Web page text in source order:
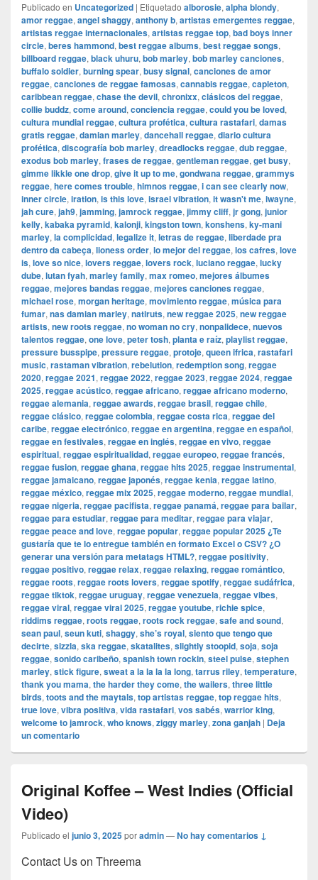
Publicado en Uncategorized | Etiquetado alborosie, alpha blondy,
amor reggae, angel shaggy, anthony b, artistas emergentes reggae,
artistas reggae internacionales, artistas reggae top, bad boys inner
circle, beres hammond, best reggae albums, best reggae songs,
billboard reggae, black uhuru, bob marley, bob marley canciones,
buffalo soldier, burning spear, busy signal, canciones de amor
reggae, canciones de reggae famosas, cannabis reggae, capleton,
caribbean reggae, chase the devil, chronixx, clásicos del reggae,
collie buddz, come around, conciencia reggae, could you be loved,
cultura mundial reggae, cultura profética, cultura rastafari, damas
gratis reggae, damian marley, dancehall reggae, diario cultura
profética, discografía bob marley, dreadlocks reggae, dub reggae,
exodus bob marley, frases de reggae, gentleman reggae, get busy,
gimme likkle one drop, give it up to me, gondwana reggae, grammys
reggae, here comes trouble, himnos reggae, i can see clearly now,
inner circle, iration, is this love, israel vibration, it wasn't me, iwayne,
jah cure, jah9, jamming, jamrock reggae, jimmy cliff, jr gong, junior
kelly, kabaka pyramid, kalonji, kingston town, konshens, ky-mani
marley, la complicidad, legalize it, letras de reggae, liberdade pra
dentro da cabeça, lioness order, lo mejor del reggae, los cafres, love
is, love so nice, lovers reggae, lovers rock, luciano reggae, lucky
dube, lutan fyah, marley family, max romeo, mejores álbumes
reggae, mejores bandas reggae, mejores canciones reggae,
michael rose, morgan heritage, movimiento reggae, música para
fumar, nas damian marley, natiruts, new reggae 2025, new reggae
artists, new roots reggae, no woman no cry, nonpalidece, nuevos
talentos reggae, one love, peter tosh, planta e raíz, playlist reggae,
pressure busspipe, pressure reggae, protoje, queen ifrica, rastafari
music, rastaman vibration, rebelution, redemption song, reggae
2020, reggae 2021, reggae 2022, reggae 2023, reggae 2024, reggae
2025, reggae acústico, reggae africano, reggae africano moderno,
reggae alemania, reggae awards, reggae brasil, reggae chile,
reggae clásico, reggae colombia, reggae costa rica, reggae del
caribe, reggae electrónico, reggae en argentina, reggae en español,
reggae en festivales, reggae en inglés, reggae en vivo, reggae
espiritual, reggae espiritualidad, reggae europeo, reggae francés,
reggae fusion, reggae ghana, reggae hits 2025, reggae instrumental,
reggae jamaicano, reggae japonés, reggae kenia, reggae latino,
reggae méxico, reggae mix 2025, reggae moderno, reggae mundial,
reggae nigeria, reggae pacifista, reggae panamá, reggae para bailar,
reggae para estudiar, reggae para meditar, reggae para viajar,
reggae peace and love, reggae popular, reggae popular 2025 ¿Te
gustaría que te lo entregue también en formato Excel o CSV? ¿O
generar una versión para metatags HTML?, reggae positivity,
reggae positivo, reggae relax, reggae relaxing, reggae romántico,
reggae roots, reggae roots lovers, reggae spotify, reggae sudáfrica,
reggae tiktok, reggae uruguay, reggae venezuela, reggae vibes,
reggae viral, reggae viral 2025, reggae youtube, richie spice,
riddims reggae, roots reggae, roots rock reggae, safe and sound,
sean paul, seun kuti, shaggy, she’s royal, siento que tengo que
decirte, sizzla, ska reggae, skatalites, slightly stoopid, soja, soja
reggae, sonido caribeño, spanish town rockin, steel pulse, stephen
marley, stick figure, sweat a la la la la long, tarrus riley, temperature,
thank you mama, the harder they come, the wailers, three little
birds, toots and the maytals, top artistas reggae, top reggae hits,
true love, vibra positiva, vida rastafari, vos sabés, warrior king,
welcome to jamrock, who knows, ziggy marley, zona ganjah | Deja
un comentario
Original Koffee – West Indies (Official
Video)
Publicado el junio 3, 2025poradmin—No hay comentarios ↓
Contact Us on Threema